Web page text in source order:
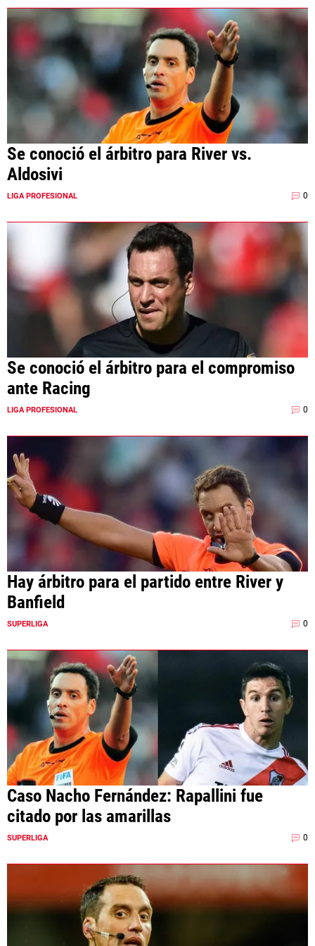
Se conoció el árbitro para River vs.
Aldosivi
LIGA PROFESIONAL 0
Se conoció el árbitro para el compromiso
ante Racing
LIGA PROFESIONAL 0
Hay árbitro para el partido entre River y
Banfield
SUPERLIGA 0
Caso Nacho Fernández: Rapallini fue
citado por las amarillas
SUPERLIGA 0